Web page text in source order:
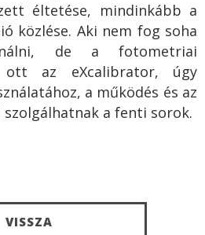
éltetése, mindinkább a
közlése. Aki nem fog soha
de a fotometriai
ott az eXcalibrator, úgy
a működés és az
a fenti sorok.
VISSZA